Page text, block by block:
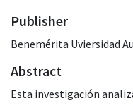
Publisher
Benemérita Uviersidad
Abstract
Esta investigación